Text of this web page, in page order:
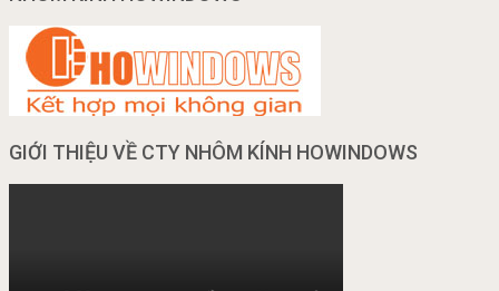
GIỚI THIỆU VỀ CTY NHÔM KÍNH HOWINDOWS